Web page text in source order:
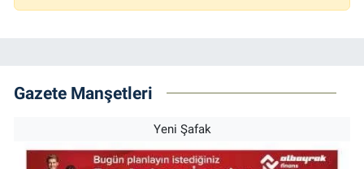
Gazete Manşetleri
Yeni Şafak